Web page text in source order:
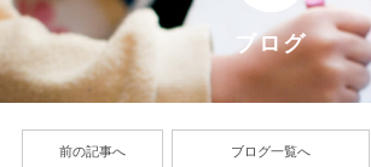
ブログ
前の記事へ ブログ一覧へ